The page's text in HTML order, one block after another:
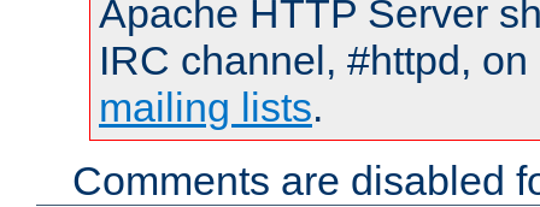
Apache HTTP Server
IRC channel, #httpd,
mailing lists.
Comments are disabled